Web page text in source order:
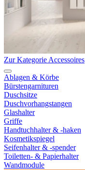
Zur Kategorie Accessoires
Ablagen & Körbe
Bürstengarnituren
Duschsitze
Duschvorhangstangen
Glashalter
Griffe
Handtuchhalter & -haken
Kosmetikspiegel
Seifenhalter & -spender
Toiletten- & Papierhalter
Wandmodule